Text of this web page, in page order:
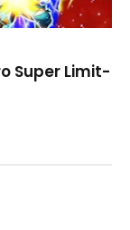
Super Limit-